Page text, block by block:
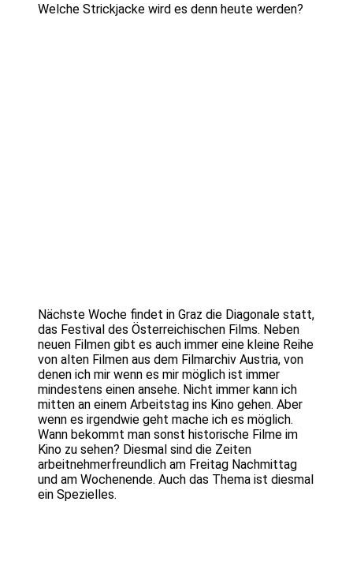
Welche Strickjacke wird es denn heute werden?
Nächste Woche findet in Graz die Diagonale statt,
das Festival des Österreichischen Films. Neben
neuen Filmen gibt es auch immer eine kleine Reihe
von alten Filmen aus dem Filmarchiv Austria, von
denen ich mir wenn es mir möglich ist immer
mindestens einen ansehe. Nicht immer kann ich
mitten an einem Arbeitstag ins Kino gehen. Aber
wenn es irgendwie geht mache ich es möglich.
Wann bekommt man sonst historische Filme im
Kino zu sehen? Diesmal sind die Zeiten
arbeitnehmerfreundlich am Freitag Nachmittag
und am Wochenende. Auch das Thema ist diesmal
ein Spezielles.